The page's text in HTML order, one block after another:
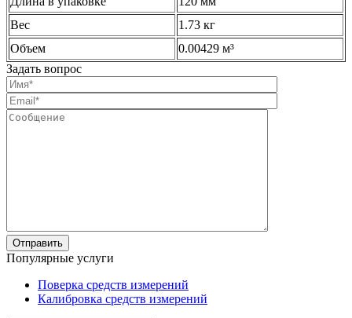
Вес
1.73 кг
Объем
0.00429 м³
Задать вопрос
Популярные услуги
Поверка средств измерений
Калибровка средств измерений